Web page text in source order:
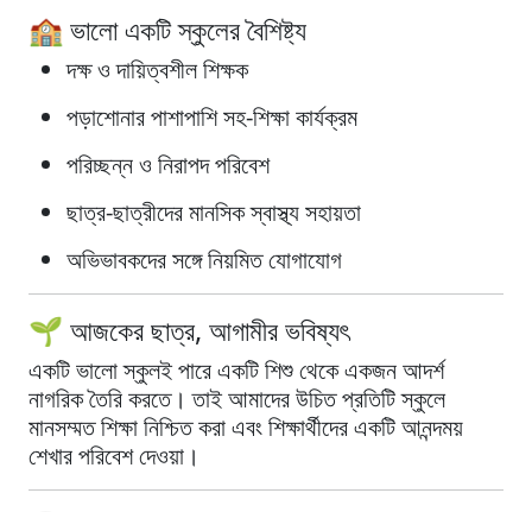
🏫 ভালো একটি স্কুলের বৈশিষ্ট্য
দক্ষ ও দায়িত্বশীল শিক্ষক
পড়াশোনার পাশাপাশি সহ-শিক্ষা কার্যক্রম
পরিচ্ছন্ন ও নিরাপদ পরিবেশ
ছাত্র-ছাত্রীদের মানসিক স্বাস্থ্য সহায়তা
অভিভাবকদের সঙ্গে নিয়মিত যোগাযোগ
🌱 আজকের ছাত্র, আগামীর ভবিষ্যৎ
একটি ভালো স্কুলই পারে একটি শিশু থেকে একজন আদর্শ
নাগরিক তৈরি করতে। তাই আমাদের উচিত প্রতিটি স্কুলে
মানসম্মত শিক্ষা নিশ্চিত করা এবং শিক্ষার্থীদের একটি আনন্দময়
শেখার পরিবেশ দেওয়া।